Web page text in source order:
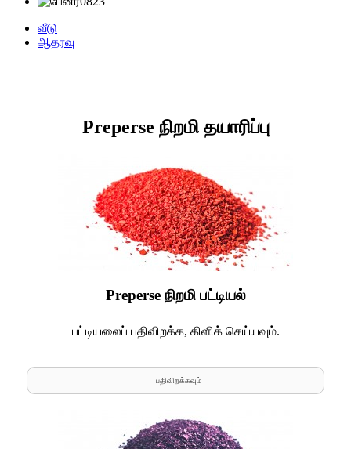
வீடு
ஆதரவு
Preperse நிறமி தயாரிப்பு
Preperse நிறமி பட்டியல்
பட்டியலைப் பதிவிறக்க, கிளிக் செய்யவும்.
பதிவிறக்கவும்